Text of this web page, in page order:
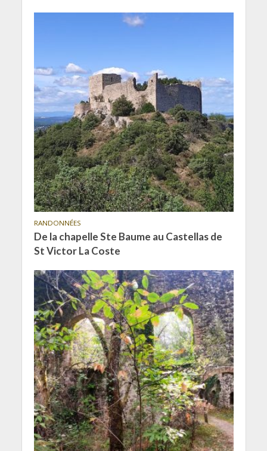
RANDONNÉES
De la chapelle Ste Baume au Castellas de
St Victor La Coste